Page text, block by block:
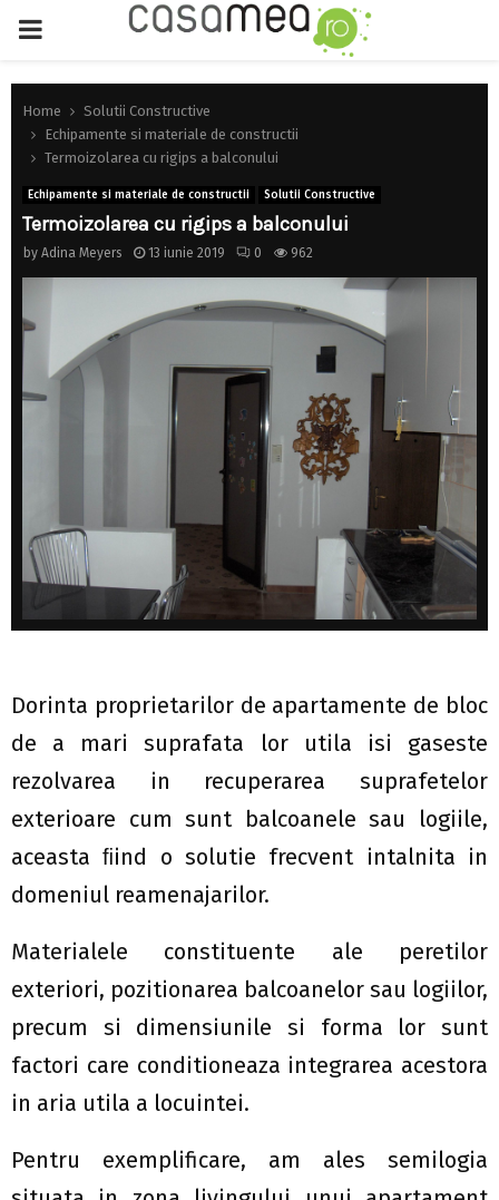
PRIMARY
MENU
Home
Solutii Constructive
Echipamente si materiale de constructii
Termoizolarea cu rigips a balconului
Echipamente si materiale de constructii Solutii Constructive
Termoizolarea cu rigips a balconului
by Adina Meyers 13 iunie 2019 0 962
Dorinta proprietarilor de apartamente de bloc
de a mari suprafata lor utila isi gaseste
rezolvarea in recuperarea suprafetelor
exterioare cum sunt balcoanele sau logiile,
aceasta ﬁind o solutie frecvent intalnita in
domeniul reamenajarilor.
Materialele constituente ale peretilor
exteriori, pozitionarea balcoanelor sau logiilor,
precum si dimensiunile si forma lor sunt
factori care conditioneaza integrarea acestora
in aria utila a locuintei.
Pentru exemplificare, am ales semilogia